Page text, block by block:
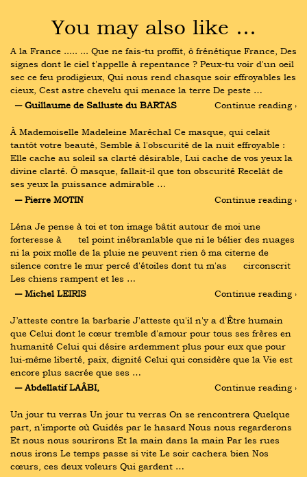
You may also like …
A la France ..... ... Que ne fais-tu proffit, ô frénétique France, Des
signes dont le ciel t'appelle à repentance ? Peux-tu voir d'un oeil
sec ce feu prodigieux, Qui nous rend chasque soir effroyables les
cieux, Cest astre chevelu qui menace la terre De peste …
― Guillaume de Salluste du BARTAS
Continue reading ›
À Mademoiselle Madeleine Maréchal Ce masque, qui celait
tantôt votre beauté, Semble à l'obscurité de la nuit effroyable :
Elle cache au soleil sa clarté désirable, Lui cache de vos yeux la
divine clarté. Ô masque, fallait-il que ton obscurité Recelât de
ses yeux la puissance admirable …
― Pierre MOTIN
Continue reading ›
Léna Je pense à toi et ton image bâtit autour de moi une
forteresse à      tel point inébranlable que ni le bélier des nuages
ni la poix molle de la pluie ne peuvent rien ô ma citerne de
silence contre le mur percé d'étoiles dont tu m'as      circonscrit
Les chiens rampent et les …
― Michel LEIRIS
Continue reading ›
J’atteste contre la barbarie J'atteste qu'il n'y a d'Être humain
que Celui dont le cœur tremble d'amour pour tous ses frères en
humanité Celui qui désire ardemment plus pour eux que pour
lui-même liberté, paix, dignité Celui qui considère que la Vie est
encore plus sacrée que ses …
― Abdellatif LAÂBI,
Continue reading ›
Un jour tu verras Un jour tu verras On se rencontrera Quelque
part, n'importe où Guidés par le hasard Nous nous regarderons
Et nous nous sourirons Et la main dans la main Par les rues
nous irons Le temps passe si vite Le soir cachera bien Nos
cœurs, ces deux voleurs Qui gardent …